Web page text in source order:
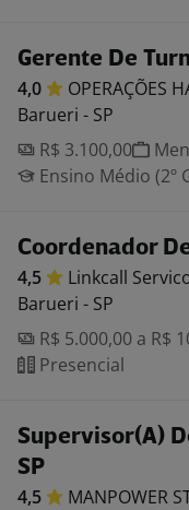
Gerente De
4,0 OPERAÇÕES
Barueri - SP
R$ 3.100,00
Ensino Médio (2º
Coordenador
4,5 Linkcall
Barueri - SP
R$ 5.000,00 a R$
Presencial
Supervisor(A)
SP
4,5 MANPOWER